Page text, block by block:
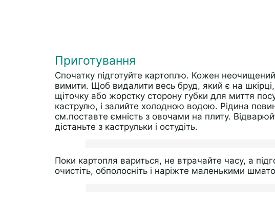
Приготування
Спочатку підготуйте картоплю. Кожен
вимити. Щоб видалити весь бруд, який є на
щіточку або жорстку сторону губки для миття
каструлю, і залийте холодною водою. Рідина
см.поставте ємність з овочами на плиту.
дістаньте з каструльки і остудіть.
Поки картопля вариться, не втрачайте часу, а
очистіть, обполосніть і наріжте маленькими